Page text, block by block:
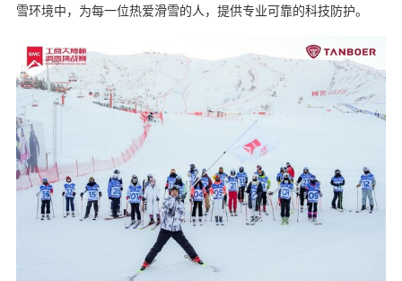
雪环境中，为每一位热爱滑雪的人，提供专业可靠的科技防护。